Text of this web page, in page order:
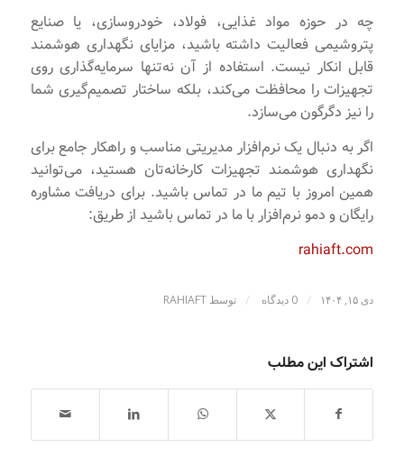
چه در حوزه مواد غذایی، فولاد، خودروسازی، یا صنایع
پتروشیمی فعالیت داشته باشید، مزایای نگهداری هوشمند
قابل انکار نیست. استفاده از آن نه‌تنها سرمایه‌گذاری روی
تجهیزات را محافظت می‌کند، بلکه ساختار تصمیم‌گیری شما
را نیز دگرگون می‌سازد.
اگر به دنبال یک نرم‌افزار مدیریتی مناسب و راهکار جامع برای
نگهداری هوشمند تجهیزات کارخانه‌تان هستید، می‌توانید
همین امروز با تیم ما در تماس باشید. برای دریافت مشاوره
رایگان و دمو نرم‌افزار با ما در تماس باشید از طریق:
rahiaft.com
دی ۱۵, ۱۴۰۴ / 0 دیدگاه / توسط RAHIAFT
اشتراک این مطلب